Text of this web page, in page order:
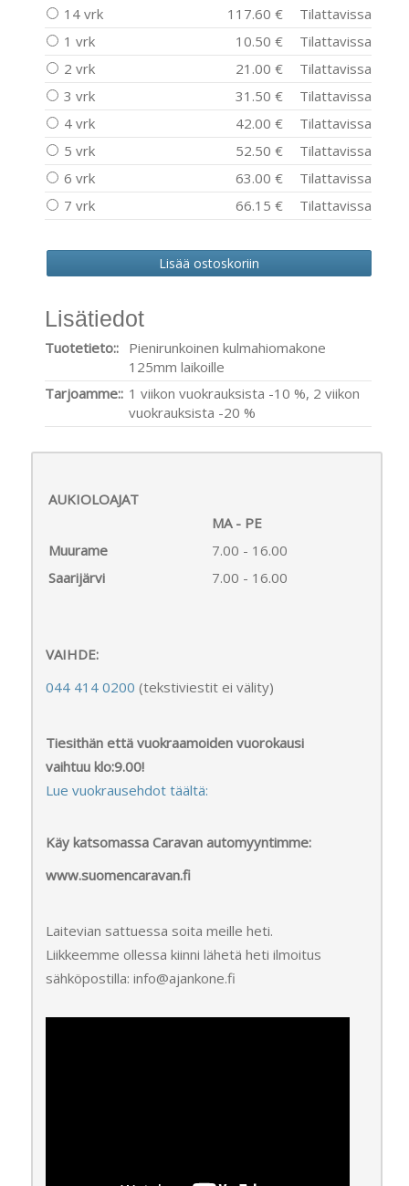
14 vrk
117.60 €
Tilattavissa
1 vrk
10.50 €
Tilattavissa
2 vrk
21.00 €
Tilattavissa
3 vrk
31.50 €
Tilattavissa
4 vrk
42.00 €
Tilattavissa
5 vrk
52.50 €
Tilattavissa
6 vrk
63.00 €
Tilattavissa
7 vrk
66.15 € Tilattavissa
Lisätiedot
Tuotetieto:: Pienirunkoinen kulmahiomakone
125mm laikoille
Tarjoamme:: 1 viikon vuokrauksista -10 %, 2 viikon
vuokrauksista -20 %
AUKIOLOAJAT
MA - PE
Muurame
7.00 - 16.00
Saarijärvi
7.00 - 16.00
VAIHDE:
044 414 0200 (tekstiviestit ei välity)
Tiesithän että vuokraamoiden vuorokausi
vaihtuu klo:9.00!
Lue vuokrausehdot täältä:
Käy katsomassa Caravan automyyntimme:
www.suomencaravan.fi
Laitevian sattuessa soita meille heti.
Liikkeemme ollessa kiinni lähetä heti ilmoitus
sähköpostilla: info@ajankone.fi